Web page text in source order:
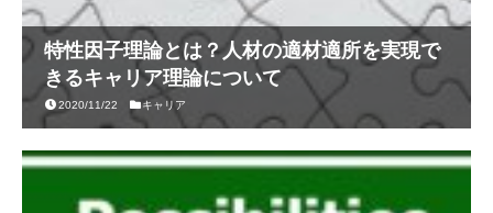
特性因子理論とは？人材の適材適所を実現で
きるキャリア理論について
2020/11/22 キャリア